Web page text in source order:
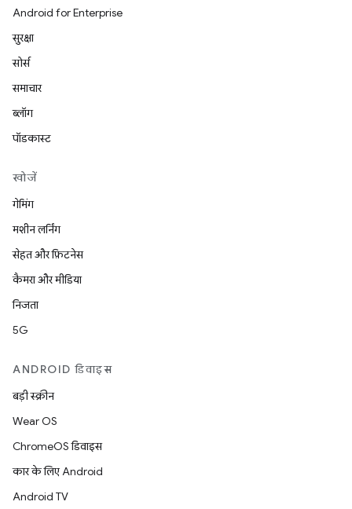
Android for Enterprise
सुरक्षा
सोर्स
समाचार
ब्लॉग
पॉडकास्ट
खोजें
गेमिंग
मशीन लर्निंग
सेहत और फ़िटनेस
कैमरा और मीडिया
निजता
5G
ANDROID डिवाइस
बड़ी स्क्रीन
Wear OS
ChromeOS डिवाइस
कार के लिए Android
Android TV